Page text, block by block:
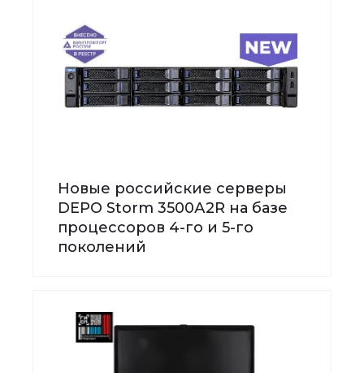
Новые российские серверы
DEPO Storm 3500А2R на базе
процессоров 4-го и 5-го
поколений